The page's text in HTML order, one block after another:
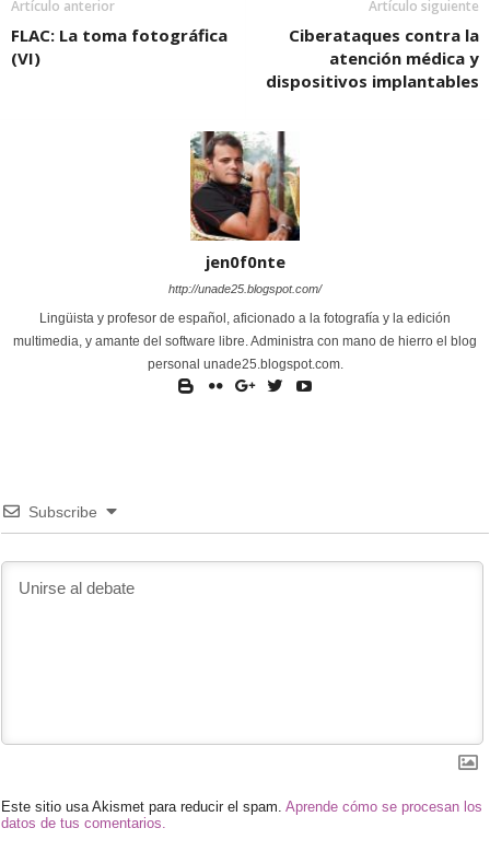
Artículo anterior
FLAC: La toma fotográfica
(VI)
Artículo siguiente
Ciberataques contra la
atención médica y
dispositivos implantables
jen0f0nte
http://unade25.blogspot.com/
Lingüista y profesor de español, aficionado a la fotografía y la edición
multimedia, y amante del software libre. Administra con mano de hierro el blog
personal unade25.blogspot.com.
Subscribe
Este sitio usa Akismet para reducir el spam. Aprende cómo se procesan los
datos de tus comentarios.